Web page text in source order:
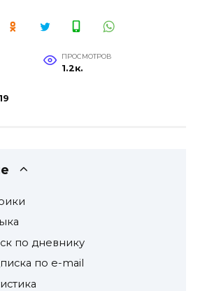
ПРОСМОТРОВ
1.2к.
по дневнику
по e-mail